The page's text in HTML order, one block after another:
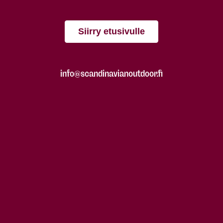
Siirry etusivulle
info@scandinavianoutdoor.fi